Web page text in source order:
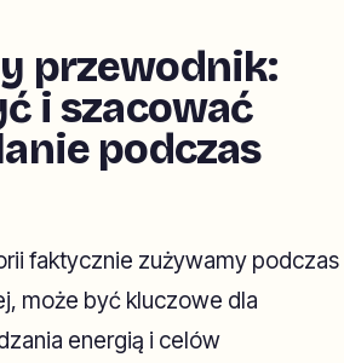
przewodnik:
i szacować
podczas
faktycznie zużywamy podczas
może być kluczowe dla
energią i celów